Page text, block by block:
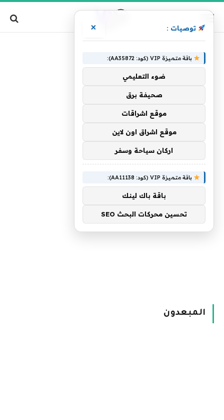
المبعدون
توصيات : ×
باقة متميزة VIP (كود: AA35872):
ضوء التعليمي
صحيفة برق
موقع اشراقات
موقع اشراق اون لاين
اركان سياحة وسفر
باقة متميزة VIP (كود: AA11138):
باقة باك لينك
تحسين محركات البحث SEO